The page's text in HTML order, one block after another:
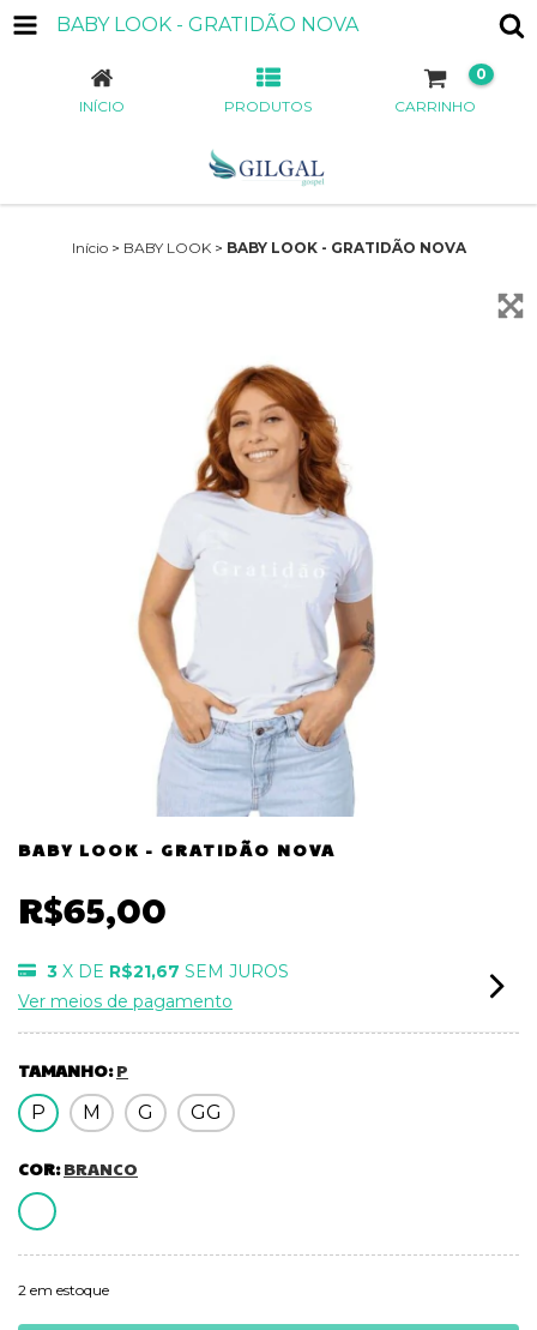
BABY LOOK - GRATIDÃO NOVA
INÍCIO PRODUTOS CARRINHO
0
Início > BABY LOOK > BABY LOOK - GRATIDÃO NOVA
BABY LOOK - GRATIDÃO NOVA
R$65,00
3 X DE R$21,67 SEM JUROS
Ver meios de pagamento
TAMANHO:P
P M G GG
COR:BRANCO
2 em estoque